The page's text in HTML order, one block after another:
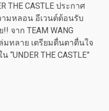
THE CASTLE ประกาศ
มหลอน อีเวนต์ต้อนรับ
จาก TEAM WANG
มทลาย เตรียมตื่นตาตื่นใจ
THE CASTLE”